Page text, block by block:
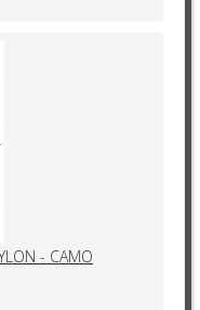
- CAMO